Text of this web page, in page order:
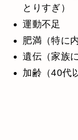
とりすぎ）
運動不足
肥満（特に
遺伝（家族
加齢（40代